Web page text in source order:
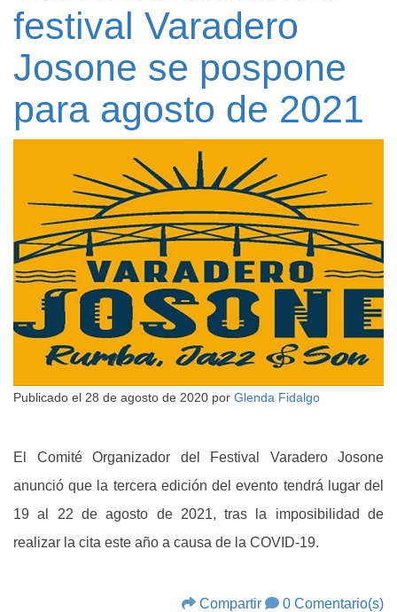
festival Varadero
Josone se pospone
para agosto de 2021
Publicado el 28 de agosto de 2020 por Glenda Fidalgo
El Comité Organizador del Festival Varadero Josone
anunció que la tercera edición del evento tendrá lugar del
19 al 22 de agosto de 2021, tras la imposibilidad de
realizar la cita este año a causa de la COVID-19.
Compartir 0 Comentario(s)